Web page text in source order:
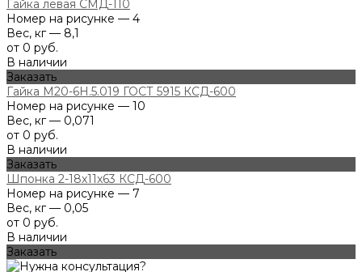
Гайка левая СМД-110
Номер на рисунке — 4
Вес, кг — 8,1
от 0 руб.
В наличии
Заказать
Гайка М20-6Н.5.019 ГОСТ 5915 КСД-600
Номер на рисунке — 10
Вес, кг — 0,071
от 0 руб.
В наличии
Заказать
Шпонка 2-18х11х63 КСД-600
Номер на рисунке — 7
Вес, кг — 0,05
от 0 руб.
В наличии
Заказать